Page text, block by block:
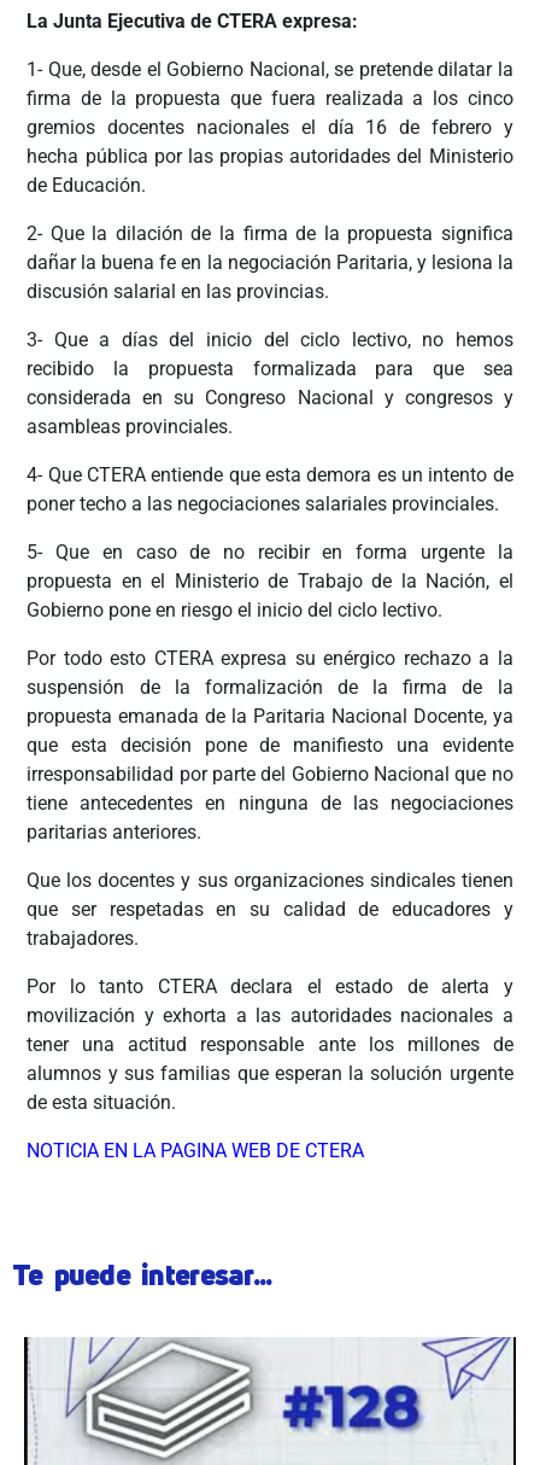
La Junta Ejecutiva de CTERA expresa:
1- Que, desde el Gobierno Nacional, se pretende dilatar la
firma de la propuesta que fuera realizada a los cinco
gremios docentes nacionales el día 16 de febrero y
hecha pública por las propias autoridades del Ministerio
de Educación.
2- Que la dilación de la firma de la propuesta significa
dañar la buena fe en la negociación Paritaria, y lesiona la
discusión salarial en las provincias.
3- Que a días del inicio del ciclo lectivo, no hemos
recibido la propuesta formalizada para que sea
considerada en su Congreso Nacional y congresos y
asambleas provinciales.
4- Que CTERA entiende que esta demora es un intento de
poner techo a las negociaciones salariales provinciales.
5- Que en caso de no recibir en forma urgente la
propuesta en el Ministerio de Trabajo de la Nación, el
Gobierno pone en riesgo el inicio del ciclo lectivo.
Por todo esto CTERA expresa su enérgico rechazo a la
suspensión de la formalización de la firma de la
propuesta emanada de la Paritaria Nacional Docente, ya
que esta decisión pone de manifiesto una evidente
irresponsabilidad por parte del Gobierno Nacional que no
tiene antecedentes en ninguna de las negociaciones
paritarias anteriores.
Que los docentes y sus organizaciones sindicales tienen
que ser respetadas en su calidad de educadores y
trabajadores.
Por lo tanto CTERA declara el estado de alerta y
movilización y exhorta a las autoridades nacionales a
tener una actitud responsable ante los millones de
alumnos y sus familias que esperan la solución urgente
de esta situación.
NOTICIA EN LA PAGINA WEB DE CTERA
Te puede interesar...